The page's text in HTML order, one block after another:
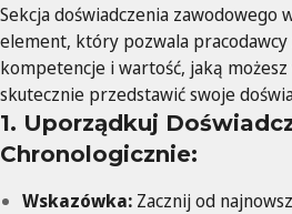
Sekcja doświadczenia zawodowego
element, który pozwala
kompetencje i wartość, jaką możesz
skutecznie przedstawić swoje
1. Uporządkuj
Chronologicznie:
Wskazówka: Zacznij od